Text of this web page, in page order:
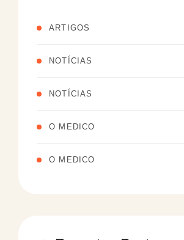
ARTIGOS
NOTÍCIAS
NOTÍCIAS
O MEDICO
O MEDICO